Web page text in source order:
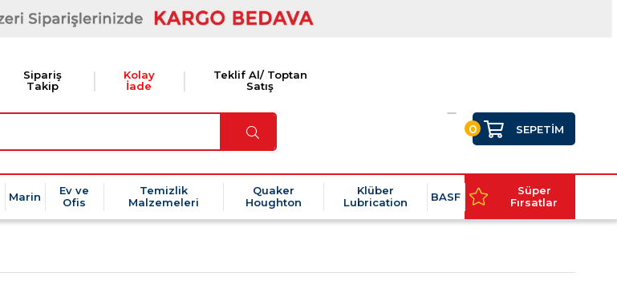
Sipariş
Takip
Kolay
İade
Teklif Al/ Toptan
Satış
SEPETIM
0
Marin
Ev ve
Ofis
Temizlik
Malzemeleri
Quaker
Houghton
Klüber
Lubrication
BASF
Süper
Fırsatlar